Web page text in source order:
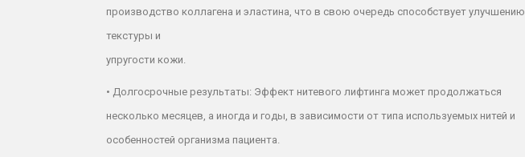
производство коллагена и эластина, что в свою очередь способствует улучшению
текстуры и
упругости кожи.
• Долгосрочные результаты: Эффект нитевого лифтинга может продолжаться
несколько месяцев, а иногда и годы, в зависимости от типа используемых нитей и
особенностей организма пациента.